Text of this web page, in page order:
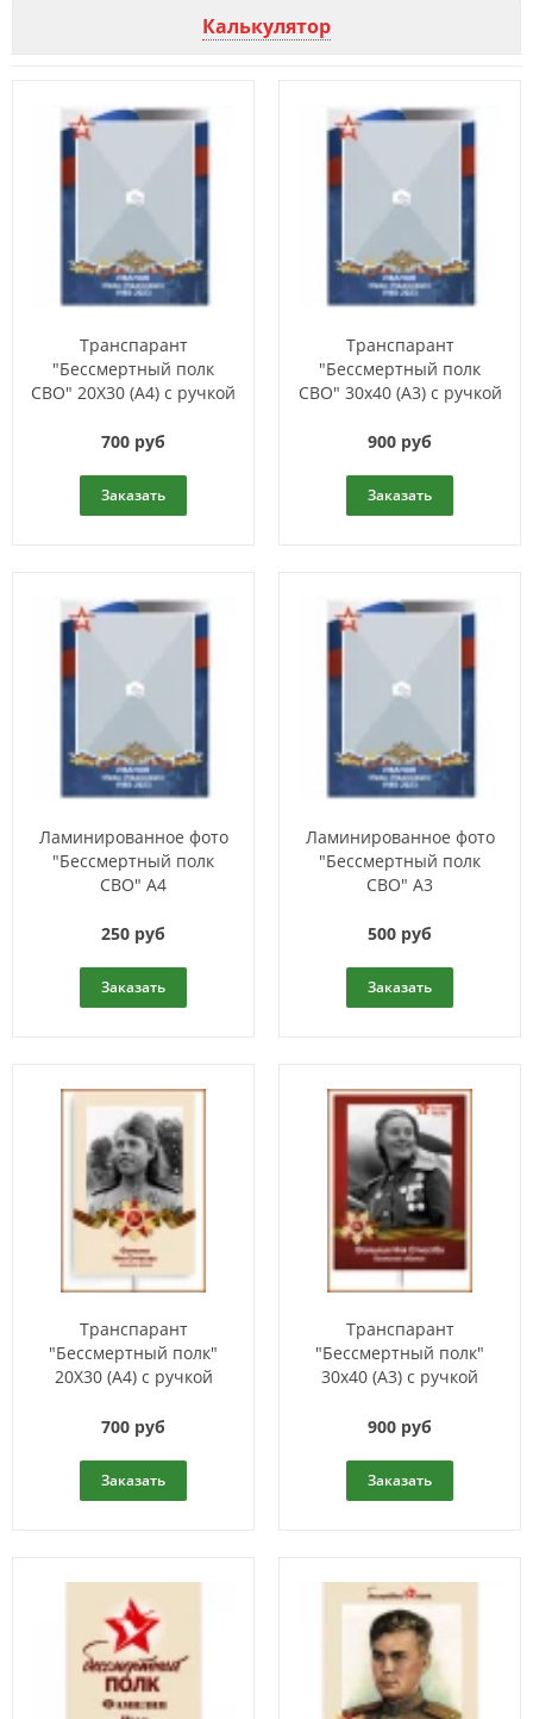
Калькулятор
Транспарант
"Бессмертный полк
СВО" 20X30 (А4) с ручкой
700 руб
Заказать
Транспарант
"Бессмертный полк
СВО" 30х40 (А3) с ручкой
900 руб
Заказать
Ламинированное фото
"Бессмертный полк
СВО" А4
250 руб
Заказать
Ламинированное фото
"Бессмертный полк
СВО" А3
500 руб
Заказать
Транспарант
"Бессмертный полк"
20X30 (А4) с ручкой
700 руб
Заказать
Транспарант
"Бессмертный полк"
30х40 (А3) с ручкой
900 руб
Заказать